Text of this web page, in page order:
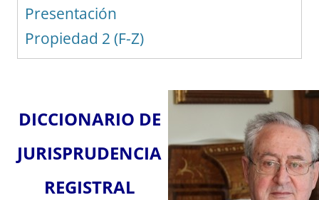
Presentación
Propiedad 2 (F-Z)
DICCIONARIO DE
JURISPRUDENCIA
REGISTRAL